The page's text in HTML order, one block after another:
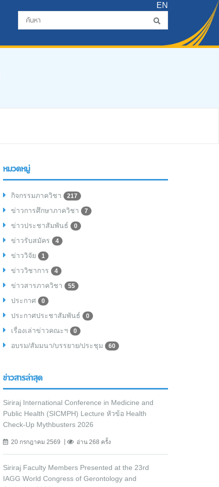
EN
หมวดหมู่
กิจกรรมภาควิชา 217
ข่าวการศึกษาภาควิชา 7
ข่าวประชาสัมพันธ์ 0
ข่าวรับสมัคร 4
ข่าววิจัย 1
ข่าววิชาการ 4
ข่าวสารภาควิชา 55
ประกาศ 0
ประกาศประชาสัมพันธ์ 0
เรื่องเล่าข่าวคณะฯ 0
อบรม/สัมมนา/บรรยาย/ประชุม 60
ข่าวสารล่าสุด
Siriraj International Conference in Medicine and
Public Health (SICMPH) Lecture หัวข้อ Health
Check-Up Mythbusters 2026
20 กรกฎาคม 2569 อ่าน 268 ครั้ง
Siriraj Faculty Members Presented at the 23rd
IAGG World Congress of Gerontology and